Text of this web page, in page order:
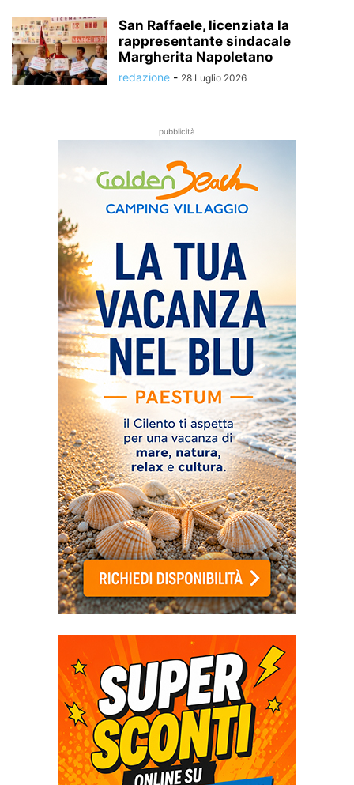
San Raffaele, licenziata la
rappresentante sindacale
Margherita Napoletano
redazione - 28 Luglio 2026
pubblicità